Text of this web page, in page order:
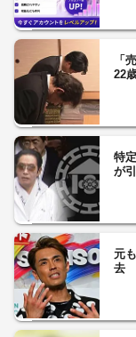
「
22
特
が
元
去